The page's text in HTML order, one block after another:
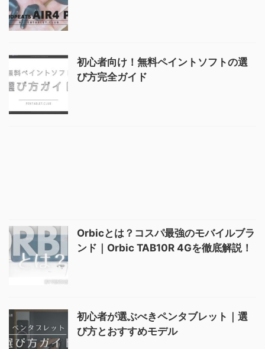
初心者向け！無料ペイントソフトの選
び方完全ガイド
Orbicとは？コスパ最強のモバイルブラ
ンド｜Orbic TAB10R 4Gを徹底解説！
初心者が選ぶべきペンタブレット｜選
び方とおすすめモデル